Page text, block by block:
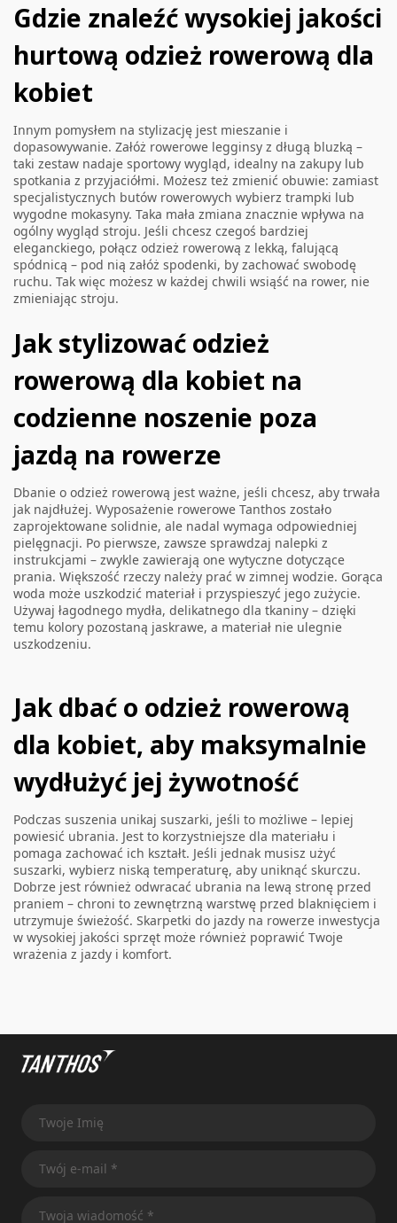
Gdzie znaleźć wysokiej jakości
hurtową odzież rowerową dla
kobiet
Innym pomysłem na stylizację jest mieszanie i
dopasowywanie. Załóż rowerowe legginsy z długą bluzką –
taki zestaw nadaje sportowy wygląd, idealny na zakupy lub
spotkania z przyjaciółmi. Możesz też zmienić obuwie: zamiast
specjalistycznych butów rowerowych wybierz trampki lub
wygodne mokasyny. Taka mała zmiana znacznie wpływa na
ogólny wygląd stroju. Jeśli chcesz czegoś bardziej
eleganckiego, połącz odzież rowerową z lekką, falującą
spódnicą – pod nią załóż spodenki, by zachować swobodę
ruchu. Tak więc możesz w każdej chwili wsiąść na rower, nie
zmieniając stroju.
Jak stylizować odzież
rowerową dla kobiet na
codzienne noszenie poza
jazdą na rowerze
Dbanie o odzież rowerową jest ważne, jeśli chcesz, aby trwała
jak najdłużej. Wyposażenie rowerowe Tanthos zostało
zaprojektowane solidnie, ale nadal wymaga odpowiedniej
pielęgnacji. Po pierwsze, zawsze sprawdzaj nalepki z
instrukcjami – zwykle zawierają one wytyczne dotyczące
prania. Większość rzeczy należy prać w zimnej wodzie. Gorąca
woda może uszkodzić materiał i przyspieszyć jego zużycie.
Używaj łagodnego mydła, delikatnego dla tkaniny – dzięki
temu kolory pozostaną jaskrawe, a materiał nie ulegnie
uszkodzeniu.
Jak dbać o odzież rowerową
dla kobiet, aby maksymalnie
wydłużyć jej żywotność
Podczas suszenia unikaj suszarki, jeśli to możliwe – lepiej
powiesić ubrania. Jest to korzystniejsze dla materiału i
pomaga zachować ich kształt. Jeśli jednak musisz użyć
suszarki, wybierz niską temperaturę, aby uniknąć skurczu.
Dobrze jest również odwracać ubrania na lewą stronę przed
praniem – chroni to zewnętrzną warstwę przed blaknięciem i
utrzymuje świeżość. Skarpetki do jazdy na rowerze inwestycja
w wysokiej jakości sprzęt może również poprawić Twoje
wrażenia z jazdy i komfort.